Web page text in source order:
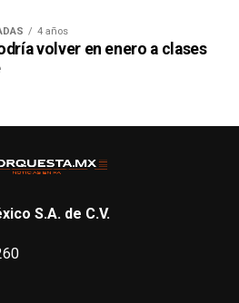
4 años
volver en enero a clases
S.A. de C.V.